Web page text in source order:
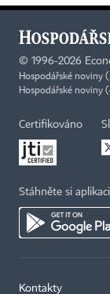
© 1996-2026
Hospodářské
Hospodářské noviny
Certifikováno
Stáhněte si
Kontakty